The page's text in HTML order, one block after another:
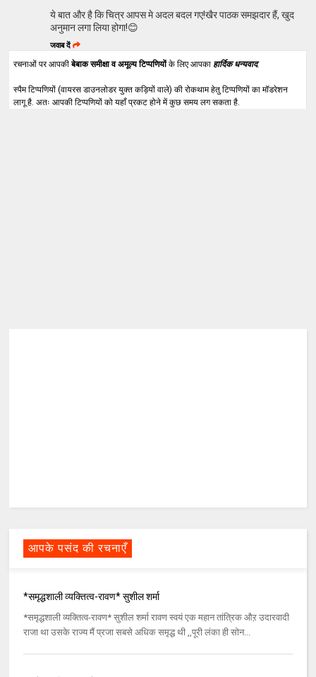
ये बात और है कि चित्र आपस मे अदल बदल गए!खैर पाठक समझदार हैं, खुद
अनुमान लगा लिया होगा!😊
जवाब दें
रचनाओं पर आपकीबेबाक समीक्षा व अमूल्य टिप्पणियोंके लिए आपका हार्दिक धन्यवाद.
स्पैम टिप्पणियों (वायरस डाउनलोडर युक्त कड़ियों वाले) की रोकथाम हेतु टिप्पणियों का मॉडरेशन
लागू है. अतः आपकी टिप्पणियों को यहाँ प्रकट होने में कुछ समय लग सकता है.
आपके पसंद की रचनाएँ
*समृद्धशाली व्यक्तित्व-रावण* सुशील शर्मा
*समृद्धशाली व्यक्तित्व-रावण* सुशील शर्मा रावण स्वयं एक महान तांत्रिक औऱ उदारवादी
राजा था उसके राज्य मैं प्रजा सबसे अधिक समृद्ध थी ,,पूरी लंका ही सोन...